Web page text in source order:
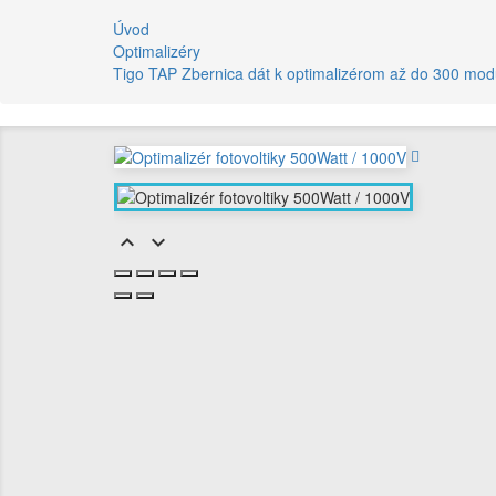
Úvod
Optimalizéry
Tigo TAP Zbernica dát k optimalizérom až do 300
 